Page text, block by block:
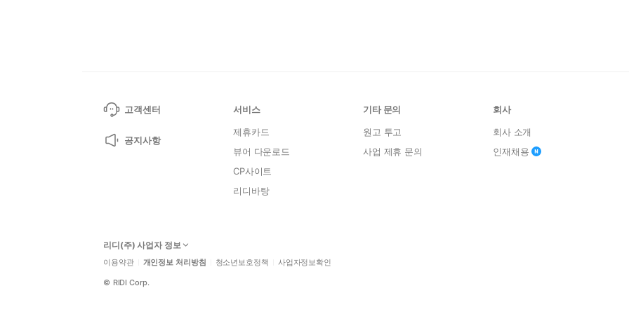
고객센터
공지사항
서비스
제휴카드
뷰어 다운로드
CP사이트
리디바탕
기타 문의
원고 투고
사업 제휴 문의
회사
회사 소개
인재채용
리디(주) 사업자 정보
이용약관 개인정보 처리방침 청소년보호정책 사업자정보확인
© RIDI Corp.